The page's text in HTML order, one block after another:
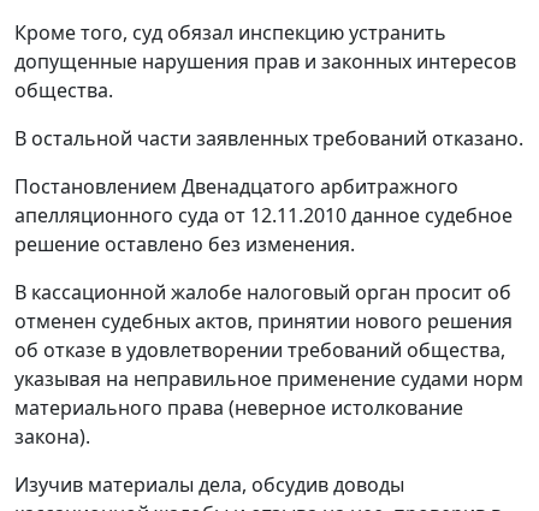
Кроме того, суд обязал инспекцию устранить
допущенные нарушения прав и законных интересов
общества.
В остальной части заявленных требований отказано.
Постановлением Двенадцатого арбитражного
апелляционного суда от 12.11.2010 данное судебное
решение оставлено без изменения.
В кассационной жалобе налоговый орган просит об
отменен судебных актов, принятии нового решения
об отказе в удовлетворении требований общества,
указывая на неправильное применение судами норм
материального права (неверное истолкование
закона).
Изучив материалы дела, обсудив доводы